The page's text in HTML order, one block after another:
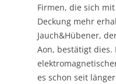
Firmen, die sich
Deckung mehr
Jauch&Hübener,
Aon, bestätigt dies.
es schon seit